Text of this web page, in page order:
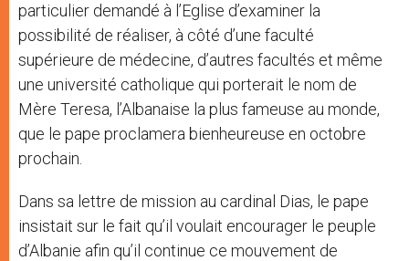
particulier demandé à l’Eglise d’examiner la
possibilité de réaliser, à côté d’une faculté
supérieure de médecine, d’autres facultés et même
une université catholique qui porterait le nom de
Mère Teresa, l’Albanaise la plus fameuse au monde,
que le pape proclamera bienheureuse en octobre
prochain.
Dans sa lettre de mission au cardinal Dias, le pape
insistait sur le fait qu’il voulait encourager le peuple
d’Albanie afin qu’il continue ce mouvement de